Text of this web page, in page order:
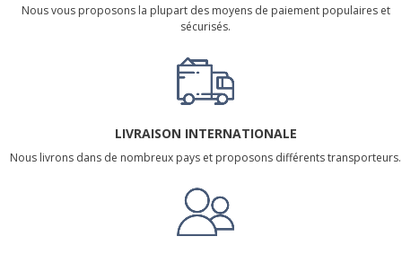
Nous vous proposons la plupart des moyens de paiement populaires et
sécurisés.
LIVRAISON INTERNATIONALE
Nous livrons dans de nombreux pays et proposons différents transporteurs.